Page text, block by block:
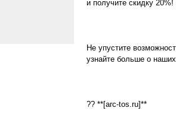
и получите скидку 20%!
Не упустите
узнайте больше о
?? **[arc-tos.ru]**